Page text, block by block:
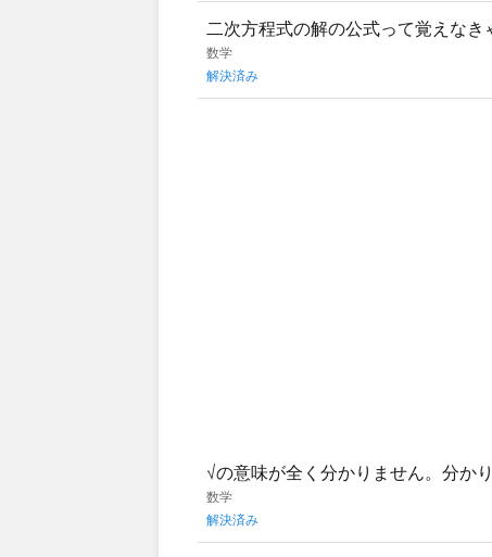
二次方程式の解の公式って覚えなき
数学
解決済み
√の意味が全く分かりません。分か
数学
解決済み